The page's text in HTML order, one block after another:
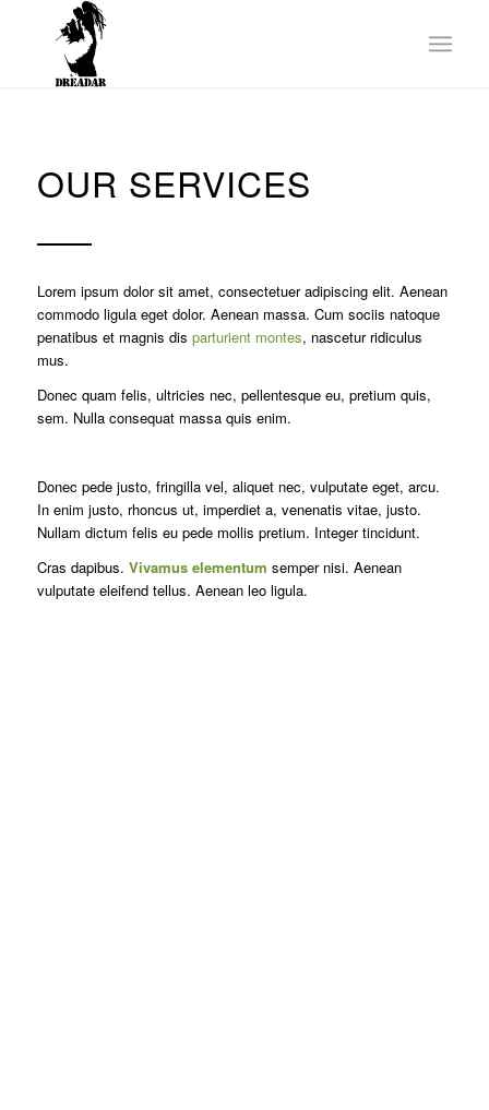
OUR SERVICES
Lorem ipsum dolor sit amet, consectetuer adipiscing elit. Aenean
commodo ligula eget dolor. Aenean massa. Cum sociis natoque
penatibus et magnis dis parturient montes, nascetur ridiculus
mus.
Donec quam felis, ultricies nec, pellentesque eu, pretium quis,
sem. Nulla consequat massa quis enim.
Donec pede justo, fringilla vel, aliquet nec, vulputate eget, arcu.
In enim justo, rhoncus ut, imperdiet a, venenatis vitae, justo.
Nullam dictum felis eu pede mollis pretium. Integer tincidunt.
Cras dapibus. Vivamus elementum semper nisi. Aenean
vulputate eleifend tellus. Aenean leo ligula.